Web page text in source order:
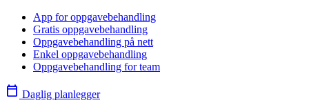
App for oppgavebehandling
Gratis oppgavebehandling
Oppgavebehandling på nett
Enkel oppgavebehandling
Oppgavebehandling for team
calendar_today Daglig planlegger